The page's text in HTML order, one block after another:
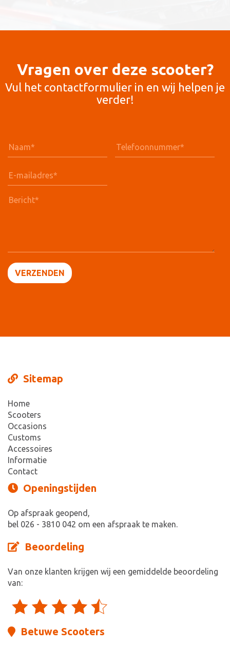
Vragen over deze scooter?
Vul het contactformulier in en wij helpen je
verder!
Sitemap
Home
Scooters
Occasions
Customs
Accessoires
Informatie
Contact
Openingstijden
Op afspraak geopend,
bel 026 - 3810 042 om een afspraak te maken.
Beoordeling
Van onze klanten krijgen wij een gemiddelde beoordeling
van:
Betuwe Scooters